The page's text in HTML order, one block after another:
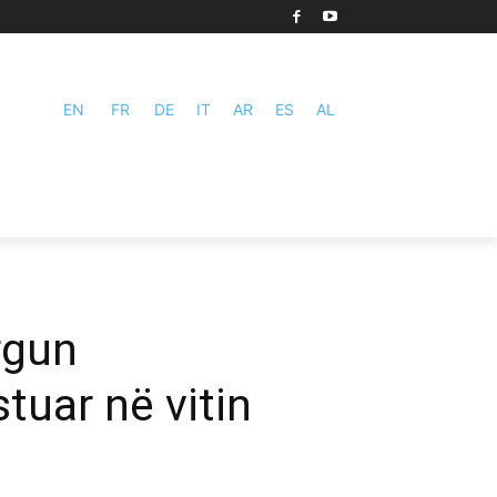
EN FR DE IT AR ES AL
në vitin